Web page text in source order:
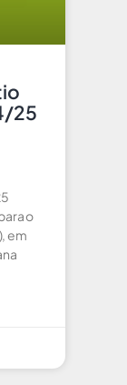
25
o
em